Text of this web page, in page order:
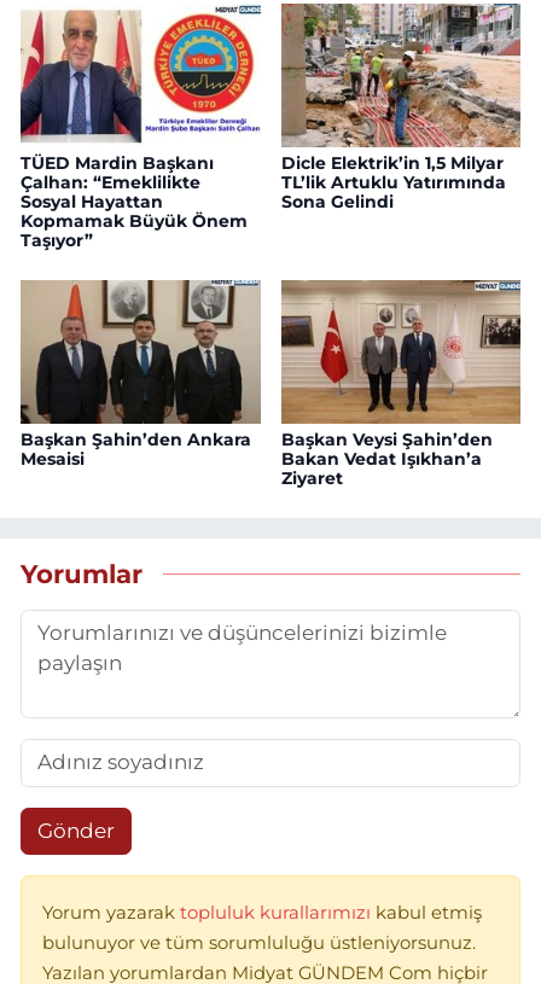
TÜED Mardin Başkanı
Çalhan: “Emeklilikte
Sosyal Hayattan
Kopmamak Büyük Önem
Taşıyor”
Dicle Elektrik’in 1,5 Milyar
TL’lik Artuklu Yatırımında
Sona Gelindi
Başkan Şahin’den Ankara
Mesaisi
Başkan Veysi Şahin’den
Bakan Vedat Işıkhan’a
Ziyaret
Yorumlar
Gönder
Yorum yazarak topluluk kurallarımızı kabul etmiş
bulunuyor ve tüm sorumluluğu üstleniyorsunuz.
Yazılan yorumlardan Midyat GÜNDEM Com hiçbir